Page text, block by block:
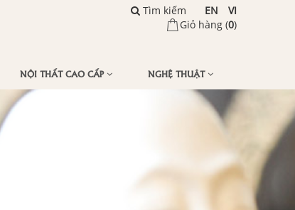
Giỏ hàng (0)
VI
EN
Tìm kiếm
NỘI THẤT CAO CẤP
NGHỆ THUẬT